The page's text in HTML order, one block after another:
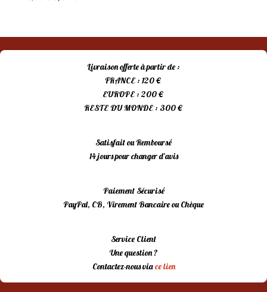
était :
8,00 €.
est :
5,00 €.
Livraison offerte à partir de :
FRANCE : 120 €
EUROPE : 200 €
RESTE DU MONDE : 300 €
Satisfait ou Remboursé
14 jours pour changer d’avis
Paiement Sécurisé
PayPal, CB, Virement Bancaire ou Chèque
Service Client
Une question ?
Contactez-nous viace lien